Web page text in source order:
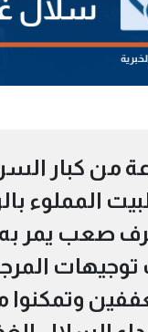
من كبار
المملوء
صعب يمر به